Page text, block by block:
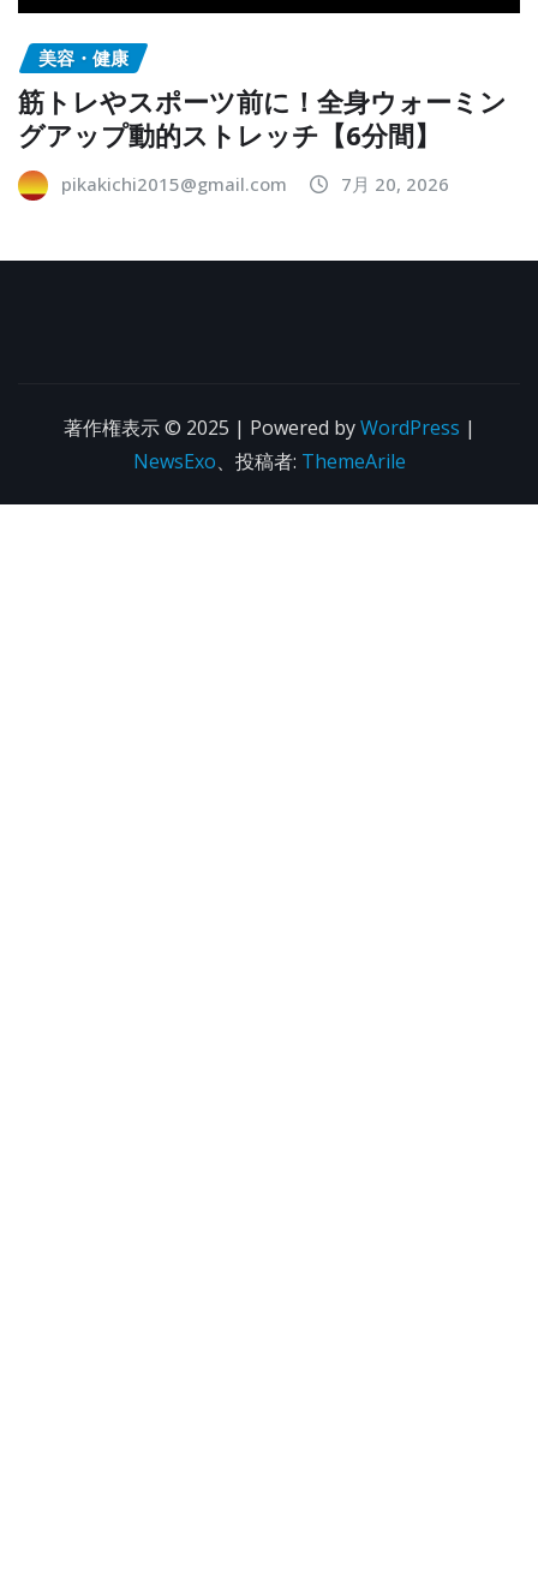
美容・健康
筋トレやスポーツ前に！全身ウォーミン
グアップ動的ストレッチ【6分間】
pikakichi2015@gmail.com 7月 20, 2026
著作権表示 © 2025 | Powered byWordPress |
NewsExo、投稿者: ThemeArile